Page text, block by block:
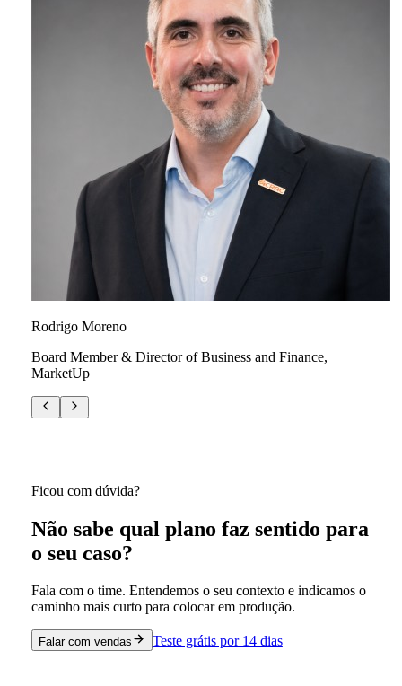
Rodrigo Moreno
Board Member & Director of Business and Finance,
MarketUp
Ficou com dúvida?
Não sabe qual plano faz sentido para
o seu caso?
Fala com o time. Entendemos o seu contexto e indicamos o
caminho mais curto para colocar em produção.
Falar com vendas Teste grátis por 14 dias